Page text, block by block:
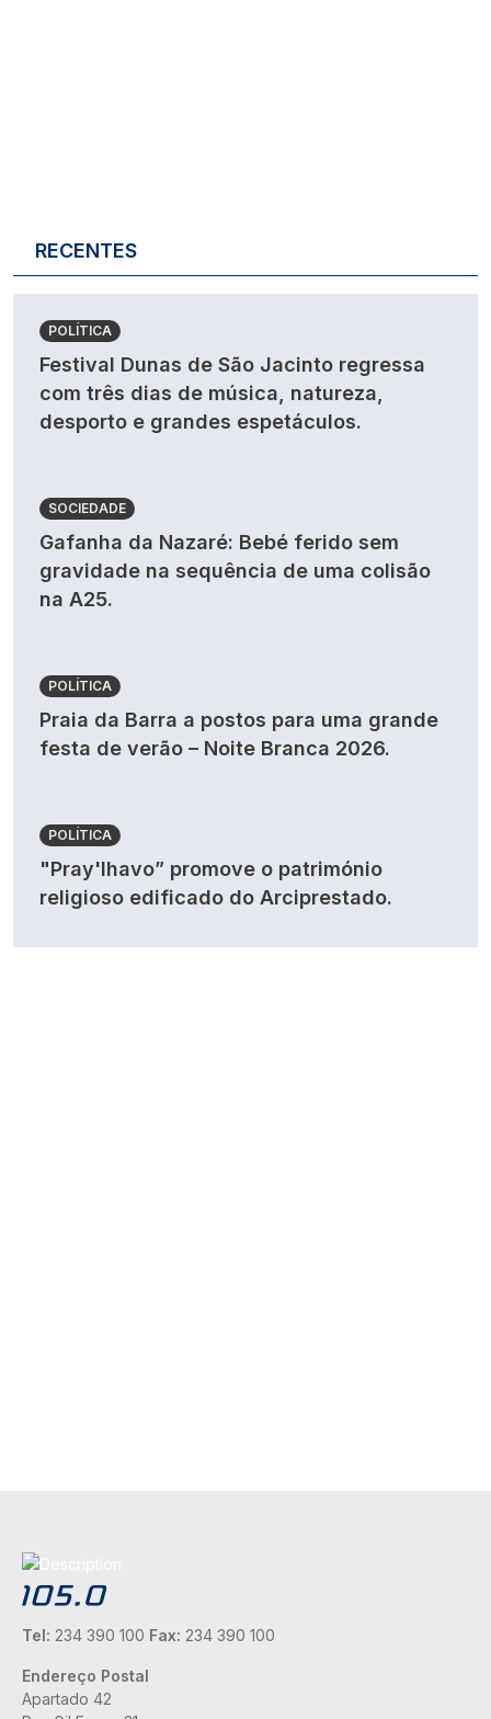
RECENTES
POLÍTICA
Festival Dunas de São Jacinto regressa
com três dias de música, natureza,
desporto e grandes espetáculos.
SOCIEDADE
Gafanha da Nazaré: Bebé ferido sem
gravidade na sequência de uma colisão
na A25.
POLÍTICA
Praia da Barra a postos para uma grande
festa de verão – Noite Branca 2026.
POLÍTICA
"Pray'lhavo” promove o património
religioso edificado do Arciprestado.
Tel: 234 390 100 Fax: 234 390 100
Endereço Postal
Apartado 42